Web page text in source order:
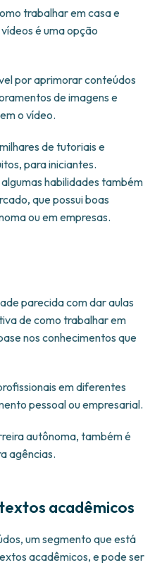
trabalhar em casa e
é uma opção
por aprimorar conteúdos
de imagens e
o vídeo.
de tutoriais e
para iniciantes.
habilidades também
que possui boas
ou em empresas.
parecida com dar aulas
de como trabalhar em
nos conhecimentos que
em diferentes
pessoal ou empresarial.
autônoma, também é
agências.
acadêmicos
um segmento que está
acadêmicos, e pode ser